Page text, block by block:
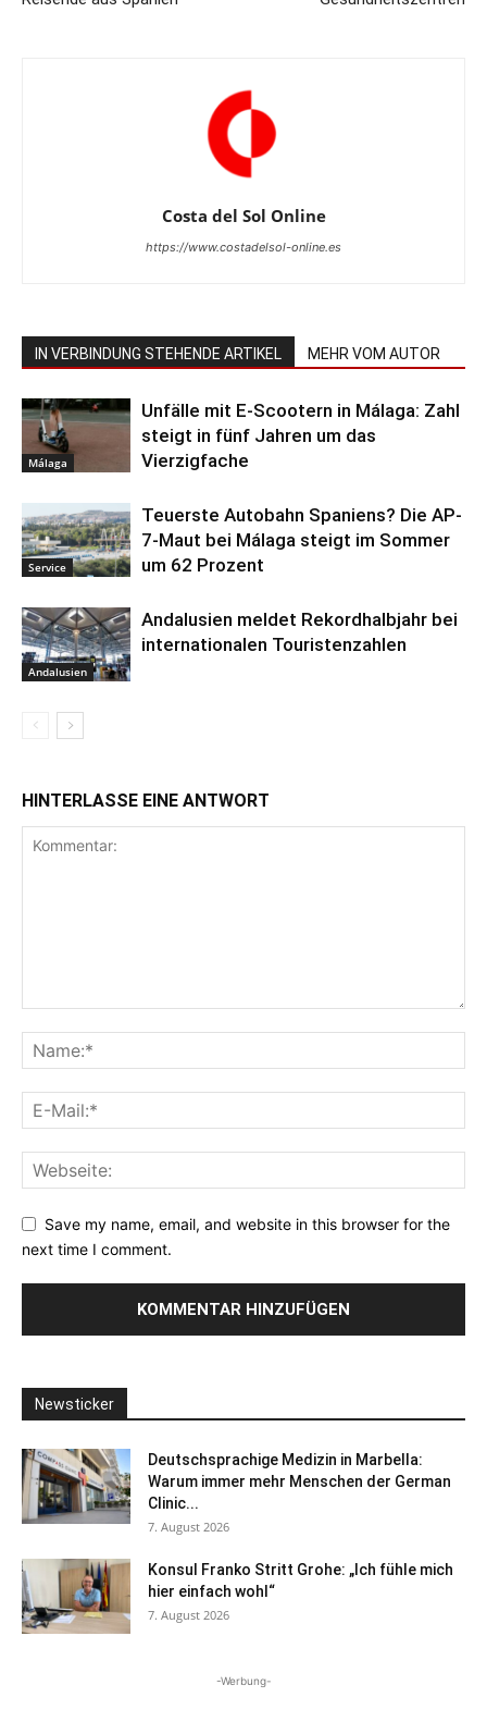
Costa del Sol Online
https://www.costadelsol-online.es
IN VERBINDUNG STEHENDE ARTIKEL MEHR VOM AUTOR
Málaga
Unfälle mit E-Scootern in Málaga: Zahl
steigt in fünf Jahren um das
Vierzigfache
Service
Teuerste Autobahn Spaniens? Die AP-
7-Maut bei Málaga steigt im Sommer
um 62 Prozent
Andalusien
Andalusien meldet Rekordhalbjahr bei
internationalen Touristenzahlen
HINTERLASSE EINE ANTWORT
Save my name, email, and website in this browser for the
next time I comment.
Newsticker
Deutschsprachige Medizin in Marbella:
Warum immer mehr Menschen der German
Clinic...
7. August 2026
Konsul Franko Stritt Grohe: „Ich fühle mich
hier einfach wohl“
7. August 2026
-Werbung-